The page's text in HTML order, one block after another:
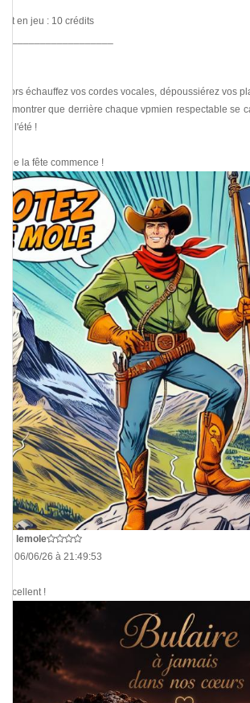
Lot en jeu : 10 crédits
Alors échauffez vos cordes vocales, dépoussiérez vos
démontrer que derrière chaque vpmien respectable se
de l'été !
Que la fête commence !
lemole
Le 06/06/26 à 21:49:53
Excellent !